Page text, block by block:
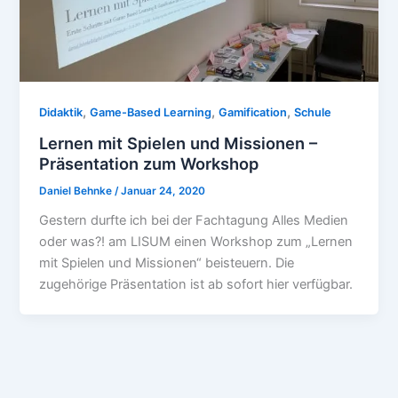
Didaktik,Game-Based Learning,Gamification,Schule
Lernen mit Spielen und Missionen –
Präsentation zum Workshop
Daniel Behnke/Januar 24, 2020
Gestern durfte ich bei der Fachtagung Alles Medien
oder was?! am LISUM einen Workshop zum „Lernen
mit Spielen und Missionen“ beisteuern. Die
zugehörige Präsentation ist ab sofort hier verfügbar.